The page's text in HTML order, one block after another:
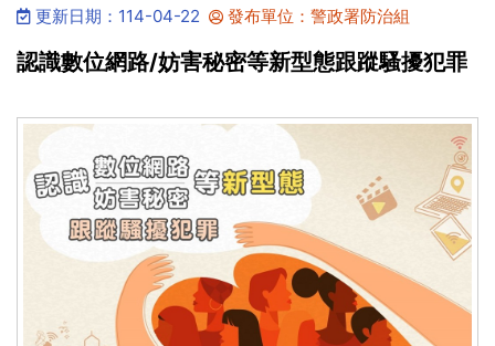
更新日期：114-04-22 發布單位：警政署防治組
認識數位網路/妨害秘密等新型態跟蹤騷擾犯罪